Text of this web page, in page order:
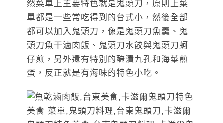
然菜單上主要特色就是鬼頭刀，原則上菜
單都是一些常吃得到的台式小，然後全部
都可以加入鬼頭刀，像是鬼頭刀魚羹、鬼
頭刀魚干滷肉飯、鬼頭刀水餃與鬼頭刀蚵
仔煎，另外還有特別的醃漬九孔和海菜煎
蛋，反正就是有海味的特色小吃。